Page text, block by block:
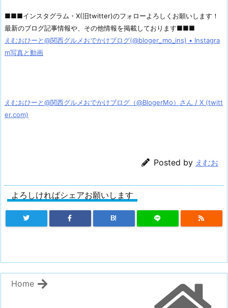
■■■インスタグラム・X(旧twitter)のフォローよろしくお願いします！
最新のブログ記事情報や、その他情報を掲載しております■■■
えむおひーと@関西グルメおでかけブログ(@bloger_mo_ins) • Instagra
m写真と動画
えむおひーと@関西グルメおでかけブログ（@BlogerMo）さん / X (twitt
er.com)
Posted by えむお
よろしければシェアお願いします
B!
Home